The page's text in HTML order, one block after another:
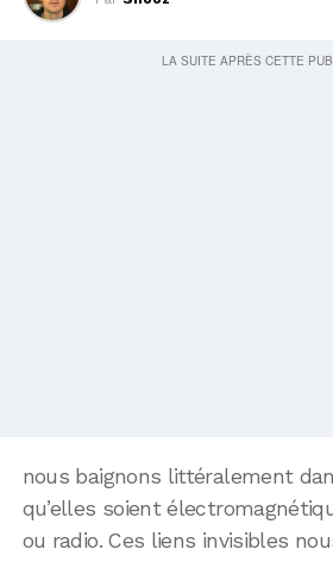
nous baignons littéralement
qu’elles soient
ou radio. Ces liens invisibles